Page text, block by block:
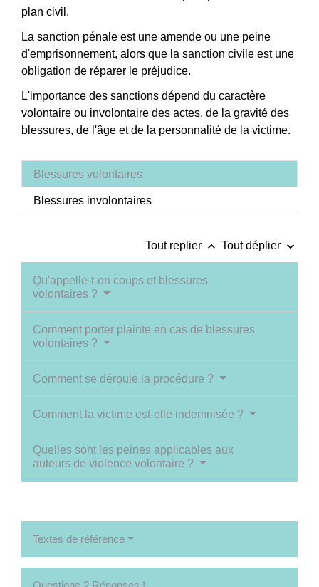
plan civil.
La sanction pénale est une amende ou une peine
d'emprisonnement, alors que la sanction civile est une
obligation de réparer le préjudice.
L'importance des sanctions dépend du caractère
volontaire ou involontaire des actes, de la gravité des
blessures, de l'âge et de la personnalité de la victime.
Blessures volontaires
Blessures involontaires
Tout replier keyboard_arrow_up Tout déplier keyboard_arrow_down
Qu'appelle-t-on coups et blessures
volontaires ?
Comment porter plainte en cas de blessures
volontaires ?
Comment se déroule la procédure ?
Comment la victime est-elle indemnisée ?
Quelles sont les peines applicables aux
auteurs de violence volontaire ?
Textes de référence